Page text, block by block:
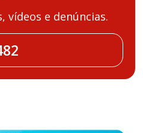
vídeos e denúncias.